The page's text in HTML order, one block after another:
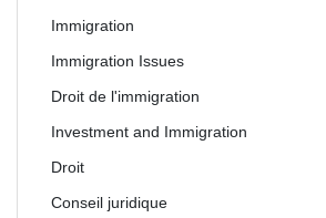
Immigration
Immigration Issues
Droit de l'immigration
Investment and Immigration
Droit
Conseil juridique